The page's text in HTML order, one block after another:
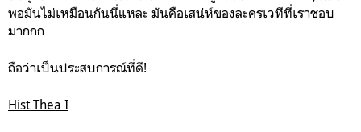
พอมันไม่เหมือนกันนี่แหละ มันคือเสน่ห์ของละครเวทีที่เราชอบ
มากกก
ถือว่าเป็นประสบการณ์ที่ดี!
Hist Thea I